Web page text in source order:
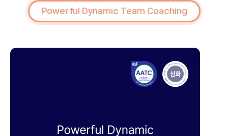
Powerful Dynamic Team Coaching